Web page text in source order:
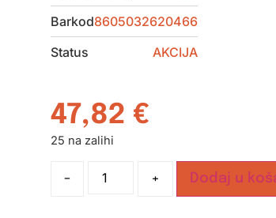
Barkod8605032620466
Status
AKCIJA
47,82 €
25 na zalihi
- + Dodaj u